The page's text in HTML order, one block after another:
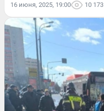
16 июня, 2025, 19:00 10 173